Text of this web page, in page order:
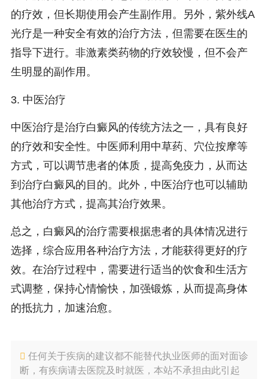
的疗效，但长期使用会产生副作用。另外，紫外线A
光疗是一种安全有效的治疗方法，但需要在医生的
指导下进行。非激素类药物的疗效较慢，但不会产
生明显的副作用。
3. 中医治疗
中医治疗是治疗白癜风的传统方法之一，具有良好
的疗效和安全性。中医师利用中草药、穴位按摩等
方式，可以调节患者的体质，提高免疫力，从而达
到治疗白癜风的目的。此外，中医治疗也可以辅助
其他治疗方式，提高其治疗效果。
总之，白癜风的治疗需要根据患者的具体情况进行
选择，综合应用各种治疗方法，才能获得更好的疗
效。在治疗过程中，需要进行适当的饮食和生活方
式调整，保持心情愉快，加强锻炼，从而提高身体
的抵抗力，加速治愈。
任何关于疾病的建议都不能替代执业医师的面对面诊
断，有疾病请去医院及时就医，本站不承担由此引起